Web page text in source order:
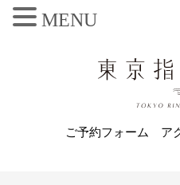
ご予約フォーム ア
MENU